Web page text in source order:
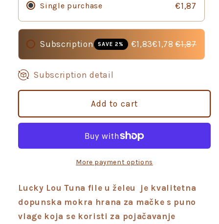
Tuna
fileu
želeu,mokra
hrana
70
g
Tuna
fileu
želeu,mokra
hrana
70
g
Single purchase €1,87
Subscription SAVE 2% €1,83€1,78 €1,87
Subscription detail
Add to cart
More payment options
Lucky Lou Tuna file u želeu je kvalitetna
dopunska mokra hrana za mačke s puno
vlage koja se koristi za pojačavanje